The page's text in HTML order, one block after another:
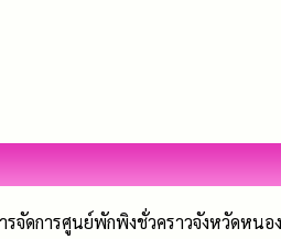
ดการศูนย์พักพิงชั่วคราวจังหวัดหน